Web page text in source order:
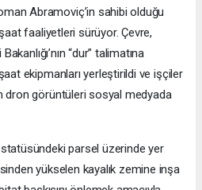
Abramoviç’in sahibi olduğu
faaliyetleri sürüyor. Çevre,
“dur” talimatına
ekipmanları yerleştirildi ve işçiler
dron görüntüleri sosyal medyada
statüsündeki parsel üzerinde yer
yükselen kayalık zemine inşa